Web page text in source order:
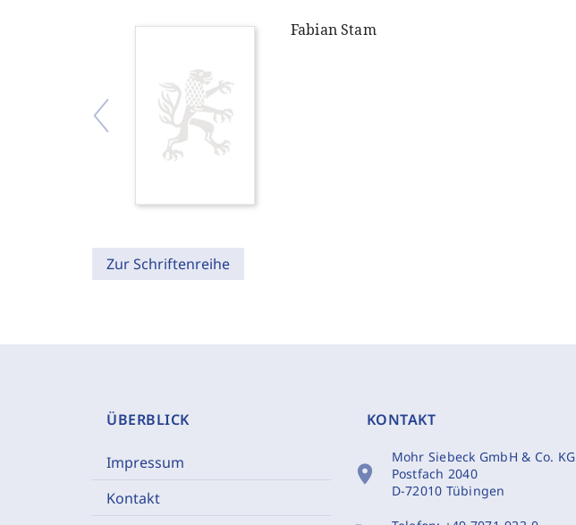
Fabian Stam
Zur Schriftenreihe
ÜBERBLICK
Impressum
Kontakt
KONTAKT
location_on
Mohr Siebeck GmbH & Co. KG
Postfach 2040
D-72010 Tübingen